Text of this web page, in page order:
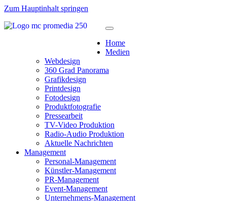
Zum Hauptinhalt springen
Home
Medien
Webdesign
360 Grad Panorama
Grafikdesign
Printdesign
Fotodesign
Produktfotografie
Pressearbeit
TV-Video Produktion
Radio-Audio Produktion
Aktuelle Nachrichten
Management
Personal-Management
Künstler-Management
PR-Management
Event-Management
Unternehmens-Management